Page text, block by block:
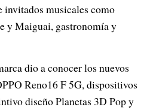
musicales como
y Maiguai, gastronomía y
dio a conocer los nuevos
Reno16 F 5G, dispositivos
diseño Planetas 3D Pop y